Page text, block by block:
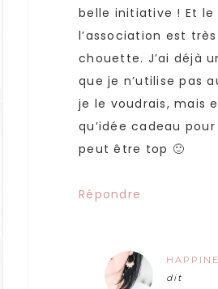
belle initiative ! Et le
l’association est très
chouette. J’ai déjà
que je n’utilise pas
je le voudrais, mais
qu’idée cadeau
peut être top 🙂
Répondre
dit